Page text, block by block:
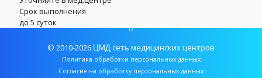
Срок выполнения
до 5 суток
© 2010-2026 ЦМД сеть медицинских центров
Политика обработки персональных данных
Согласие на обработку персональных данных